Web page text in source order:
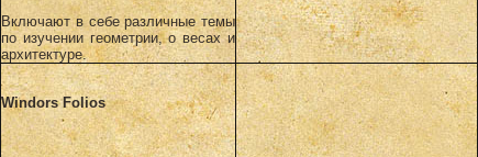
Включают в себе различные темы
по изучении геометрии, о весах и
архитектуре.
Windors Folios